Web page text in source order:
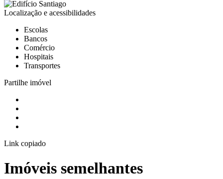
Localização e acessibilidades
Escolas
Bancos
Comércio
Hospitais
Transportes
Partilhe imóvel
Link copiado
Imóveis semelhantes